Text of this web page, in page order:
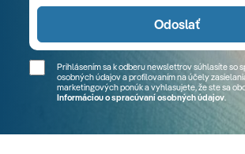
Odoslať
Prihlásením sa k odberu newslettrov súhlasíte so
osobných údajov a profilovaním na účely
marketingových ponúk a vyhlasujete, že ste sa
Informáciou o spracúvaní osobných údajov.